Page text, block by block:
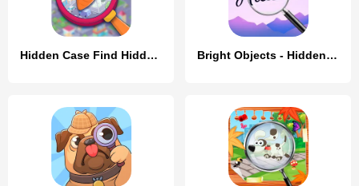
Hidden Case Find Hidden Object Bright Objects - Hidden Object